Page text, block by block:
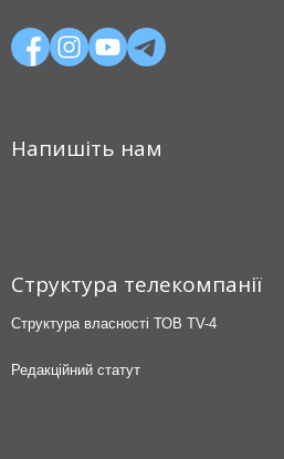
Напишіть нам
Структура телекомпанії
Структура власності ТОВ TV-4
Редакційний статут